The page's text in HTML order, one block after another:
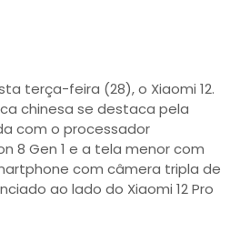
terça-feira (28), o Xiaomi 12.
chinesa se destaca pela
com o processador
8 Gen 1 e a tela menor com
com câmera tripla de
ao lado do Xiaomi 12 Pro